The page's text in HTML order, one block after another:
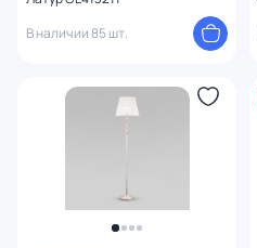
В наличии 85 шт.